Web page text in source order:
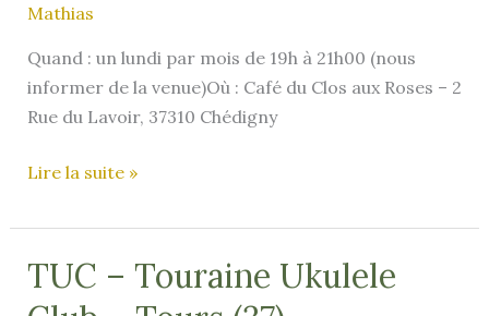
Mathias
Quand : un lundi par mois de 19h à 21h00 (nous
informer de la venue)Où : Café du Clos aux Roses – 2
Rue du Lavoir, 37310 Chédigny
Ukoolélé
Chédigny
(37)
–
Lire la suite »
TUC – Touraine Ukulele